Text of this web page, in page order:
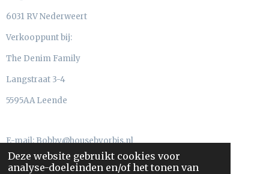
Deze website gebruikt cookies voor
analyse-doeleinden en/of het tonen van
6031 RV Nederweert
Verkooppunt bij:
The Denim Family
Langstraat 3-4
5595AA Leende
E-mail: Bobby@housebyorbis.nl
Telefoon: 06-55773341